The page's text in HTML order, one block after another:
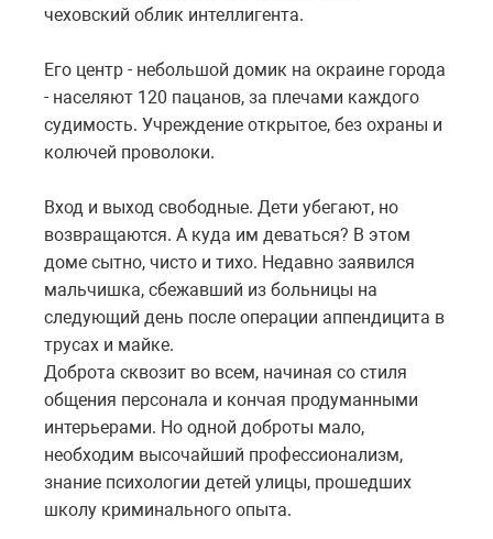
чеховский облик интеллигента.
Его центр - небольшой домик на окраине города
- населяют 120 пацанов, за плечами каждого
судимость. Учреждение открытое, без охраны и
колючей проволоки.
Вход и выход свободные. Дети убегают, но
возвращаются. А куда им деваться? В этом
доме сытно, чисто и тихо. Недавно заявился
мальчишка, сбежавший из больницы на
следующий день после операции аппендицита в
трусах и майке.
Доброта сквозит во всем, начиная со стиля
общения персонала и кончая продуманными
интерьерами. Но одной доброты мало,
необходим высочайший профессионализм,
знание психологии детей улицы, прошедших
школу криминального опыта.